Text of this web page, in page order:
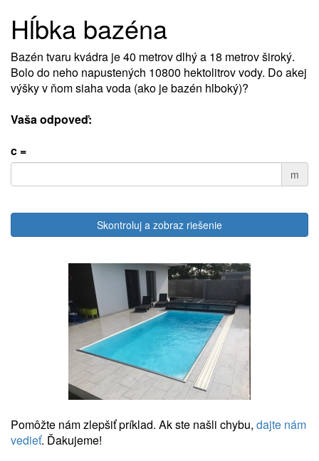
Hĺbka bazéna
Bazén tvaru kvádra je 40 metrov dlhý a 18 metrov široký.
Bolo do neho napustených 10800 hektolitrov vody. Do akej
výšky v ňom siaha voda (ako je bazén hlboký)?
Vaša odpoveď:
c =
m
Skontroluj a zobraz riešenie
Pomôžte nám zlepšiť príklad. Ak ste našli chybu, dajte nám
vedieť. Ďakujeme!